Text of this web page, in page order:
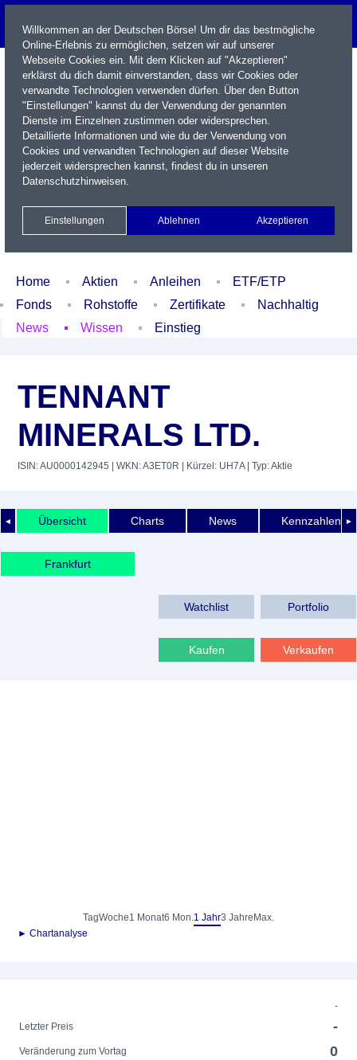
Name / WKN / ISIN / Kürzel
Xetra Realtime
Watchlist Portfolio Login
Home Aktien Anleihen
ETF/ETP
Fonds
Rohstoffe Zertifikate
Nachhaltig
News
Wissen Einstieg
TENNANT
MINERALS LTD.
ISIN: AU0000142945 | WKN: A3ET0R | Kürzel: UH7A| Typ: Aktie
◄ ►
Übersicht Charts News Kennzahlen
Frankfurt
Watchlist Portfolio
Kaufen Verkaufen
TagWoche1 Monat6 Mon.1 Jahr3 Jahre Max.
► Chartanalyse
-
Letzter Preis
-
Veränderung zum Vortag 0
Willkommen an der Deutschen Börse! Um dir das bestmögliche
Online-Erlebnis zu ermöglichen, setzen wir auf unserer
Webseite Cookies ein. Mit dem Klicken auf "Akzeptieren"
erklärst du dich damit einverstanden, dass wir Cookies oder
verwandte Technologien verwenden dürfen. Über den Button
"Einstellungen" kannst du der Verwendung der genannten
Dienste im Einzelnen zustimmen oder widersprechen.
Detaillierte Informationen und wie du der Verwendung von
Cookies und verwandten Technologien auf dieser Website
jederzeit widersprechen kannst, findest du in unseren
Datenschutzhinweisen.
Einstellungen Ablehnen Akzeptieren